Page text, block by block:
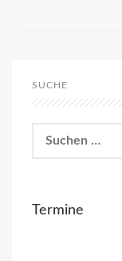
SUCHE
nach:
Termine